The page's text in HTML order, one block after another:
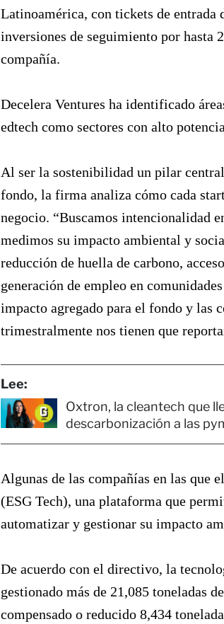
Latinoamérica, con tickets de entrada
inversiones de seguimiento por hasta
compañía.
Decelera Ventures ha identificado
edtech como sectores con alto
Al ser la sostenibilidad un pilar
fondo, la firma analiza cómo cada
negocio. “Buscamos intencionalidad
medimos su impacto ambiental y
reducción de huella de carbono,
generación de empleo en
impacto agregado para el fondo y las
trimestralmente nos tienen que
Lee:
Oxtron, la cleantech que
descarbonización a las
Algunas de las compañías en las que
(ESG Tech), una plataforma que
automatizar y gestionar su impacto
De acuerdo con el directivo, la
gestionado más de 21,085 toneladas
compensado o reducido 8,434